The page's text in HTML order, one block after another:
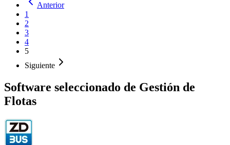
Anterior
1
2
3
4
5
Siguiente
Software seleccionado de Gestión de
Flotas